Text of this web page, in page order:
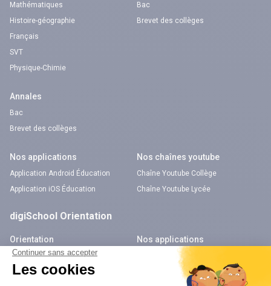
Mathématiques
Histoire-géographie
Français
SVT
Physique-Chimie
Bac
Brevet des collèges
Annales
Bac
Brevet des collèges
Nos applications
Application Android Éducation
Application iOS Éducation
Nos chaînes youtube
Chaîne Youtube Collège
Chaîne Youtube Lycée
digiSchool Orientation
Orientation
Diplômes
Formations
Nos applications
Application Android Pitangoo
Application iOS Pitangoo